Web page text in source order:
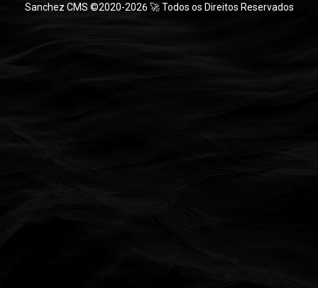
Sanchez CMS ©2020-2026 🚀 Todos os Direitos Reservados